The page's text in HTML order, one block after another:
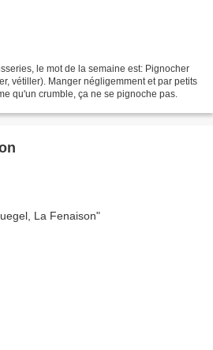
le mot de la semaine est: Pignocher
vétiller). Manger négligemment et par petits
qu'un crumble, ça ne se pignoche pas.